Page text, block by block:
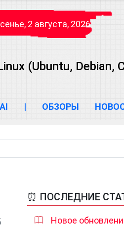
2 августа, 2026
(Ubuntu, Debian,
AI | ОБЗОРЫ
⏰ ПОСЛЕДНИЕ
Новое